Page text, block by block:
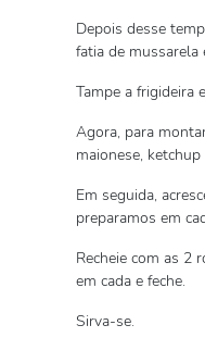
Depois desse
fatia de mussarela
Tampe a frigideira
Agora, para
maionese,
Em seguida,
preparamos em
Recheie com as 2
em cada e feche.
Sirva-se.